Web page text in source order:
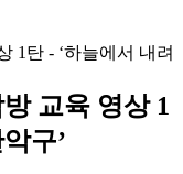
교육 영상 1
구’